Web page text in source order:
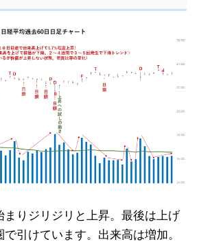
まりジリジリと上昇。最後は上げ
引けています。出来高は増加。